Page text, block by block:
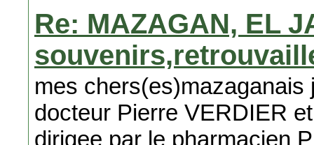
Re: MAZAGAN, EL
mes
docteur Pierre VERDIER
dirigee par le pharmacien